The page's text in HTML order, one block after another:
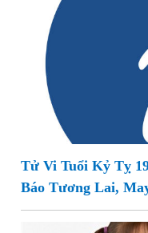
Tử Vi Tuổi Kỷ Tỵ
Báo Tương Lai,